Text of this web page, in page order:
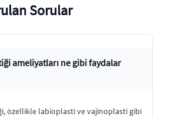
Sorular
ameliyatları ne gibi faydalar
özellikle labioplasti ve vajinoplasti gibi